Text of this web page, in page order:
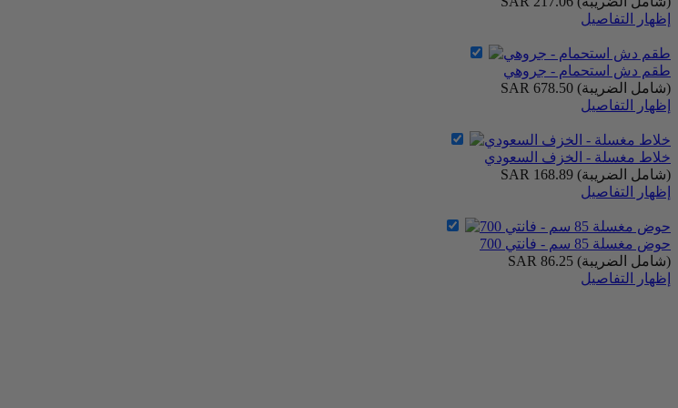
إظهار التفاصيل
طقم دش استحمام - جروهي
SAR 678.50
(شامل الضريبة)
إظهار التفاصيل
خلاط مغسلة - الخزف السعودي
SAR 168.89
(شامل الضريبة)
إظهار التفاصيل
حوض مغسلة 85 سم - فانتي 700
SAR 86.25
(شامل الضريبة)
إظهار التفاصيل